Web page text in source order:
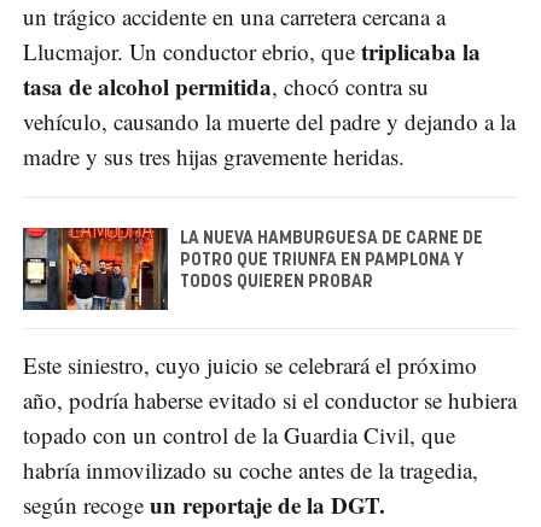
un trágico accidente en una carretera cercana a
Llucmajor. Un conductor ebrio, que triplicaba la
tasa de alcohol permitida, chocó contra su
vehículo, causando la muerte del padre y dejando a la
madre y sus tres hijas gravemente heridas.
LA NUEVA HAMBURGUESA DE CARNE DE
POTRO QUE TRIUNFA EN PAMPLONA Y
TODOS QUIEREN PROBAR
Este siniestro, cuyo juicio se celebrará el próximo
año, podría haberse evitado si el conductor se hubiera
topado con un control de la Guardia Civil, que
habría inmovilizado su coche antes de la tragedia,
según recoge un reportaje de la DGT.